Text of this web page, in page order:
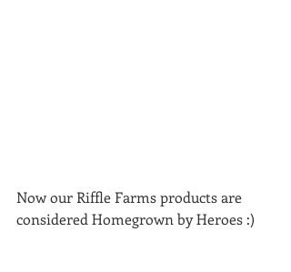
Now our Riffle Farms products are
considered Homegrown by Heroes :)